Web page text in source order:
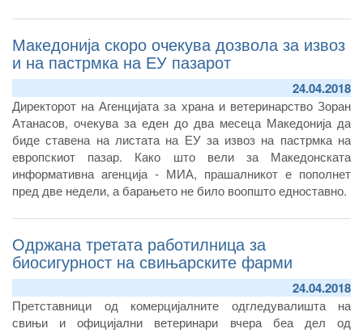
– Почнаа активностите за проценка и зајакнување на
свињи.
Македонија скоро очекува дозвола за извоз
и на пастрмка на ЕУ пазарот
24.04.2018
Директорот на Агенцијата за храна и ветеринарство Зоран
Атанасов, очекува за еден до два месеца Македонија да
биде ставена на листата на ЕУ за извоз на пастрмка на
европскиот пазар. Како што вели за Македонската
информативна агенција - МИА, прашалникот е пополнет
пред две недели, а барањето не било воопшто едноставно.
Одржана третата работилница за
биосигурност на свињарските фарми
24.04.2018
Претставници од комерцијалните одгледувалишта на
свињи и официјални ветеринари вчера беа дел од